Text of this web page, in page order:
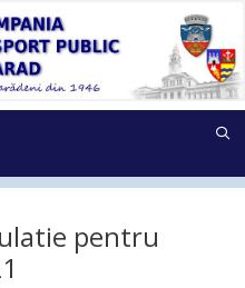
pentru